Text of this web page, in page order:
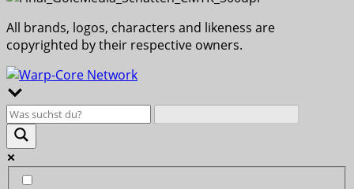
All brands, logos, characters and likeness are
copyrighted by their respective owners.